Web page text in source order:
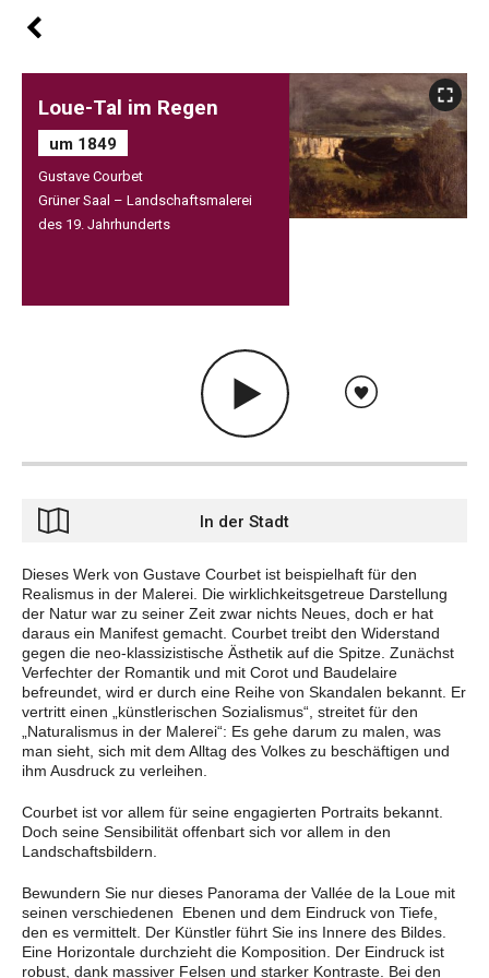
Loue-Tal im Regen
um 1849
Gustave Courbet
Grüner Saal – Landschaftsmalerei
des 19. Jahrhunderts
In der Stadt
Dieses Werk von Gustave Courbet ist beispielhaft für den
Realismus in der Malerei. Die wirklichkeitsgetreue Darstellung
der Natur war zu seiner Zeit zwar nichts Neues, doch er hat
daraus ein Manifest gemacht. Courbet treibt den Widerstand
gegen die neo-klassizistische Ästhetik auf die Spitze. Zunächst
Verfechter der Romantik und mit Corot und Baudelaire
befreundet, wird er durch eine Reihe von Skandalen bekannt. Er
vertritt einen „künstlerischen Sozialismus“, streitet für den
„Naturalismus in der Malerei“: Es gehe darum zu malen, was
man sieht, sich mit dem Alltag des Volkes zu beschäftigen und
ihm Ausdruck zu verleihen.
Courbet ist vor allem für seine engagierten Portraits bekannt.
Doch seine Sensibilität offenbart sich vor allem in den
Landschaftsbildern.
Bewundern Sie nur dieses Panorama der Vallée de la Loue mit
seinen verschiedenen
Ebenen und dem Eindruck von Tiefe,
den es vermittelt. Der Künstler führt Sie ins Innere des Bildes.
Eine Horizontale durchzieht die Komposition. Der Eindruck ist
robust, dank massiver Felsen und starker Kontraste. Bei den